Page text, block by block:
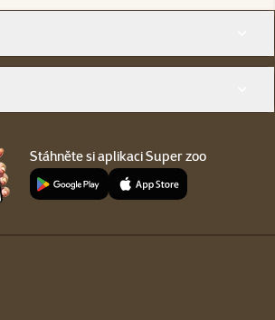
Stáhněte si aplikaci Super zoo